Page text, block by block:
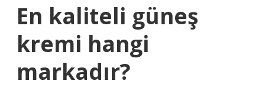
En kaliteli güneş
kremi hangi
markadır?